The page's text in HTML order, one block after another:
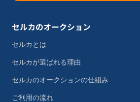
セルカのオークション
セルカとは
セルカが選ばれる理由
セルカのオークションの仕組み
ご利用の流れ